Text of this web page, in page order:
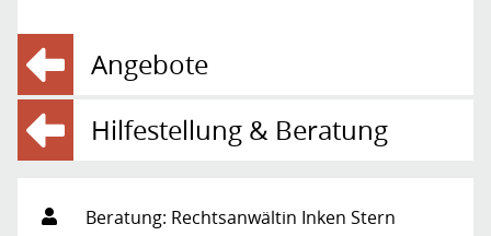
Angebote
Hilfestellung & Beratung
Beratung: Rechtsanwältin Inken Stern